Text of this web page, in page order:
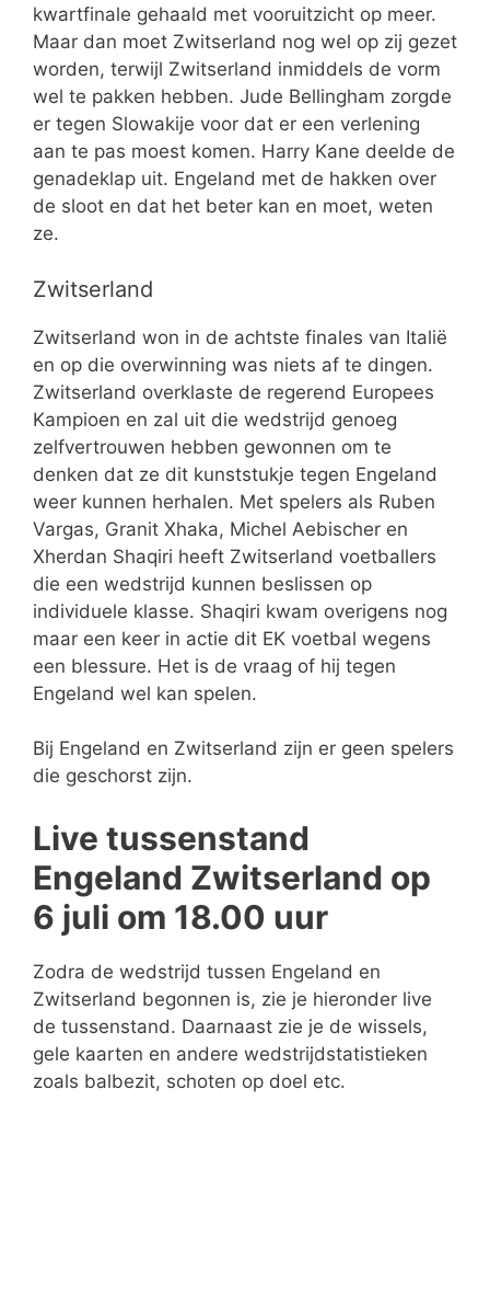
kwartfinale gehaald met vooruitzicht op meer.
Maar dan moet Zwitserland nog wel op zij gezet
worden, terwijl Zwitserland inmiddels de vorm
wel te pakken hebben. Jude Bellingham zorgde
er tegen Slowakije voor dat er een verlening
aan te pas moest komen. Harry Kane deelde de
genadeklap uit. Engeland met de hakken over
de sloot en dat het beter kan en moet, weten
ze.
Zwitserland
Zwitserland won in de achtste finales van Italië
en op die overwinning was niets af te dingen.
Zwitserland overklaste de regerend Europees
Kampioen en zal uit die wedstrijd genoeg
zelfvertrouwen hebben gewonnen om te
denken dat ze dit kunststukje tegen Engeland
weer kunnen herhalen. Met spelers als Ruben
Vargas, Granit Xhaka, Michel Aebischer en
Xherdan Shaqiri heeft Zwitserland voetballers
die een wedstrijd kunnen beslissen op
individuele klasse. Shaqiri kwam overigens nog
maar een keer in actie dit EK voetbal wegens
een blessure. Het is de vraag of hij tegen
Engeland wel kan spelen.
Bij Engeland en Zwitserland zijn er geen spelers
die geschorst zijn.
Live tussenstand
Engeland Zwitserland op
6 juli om 18.00 uur
Zodra de wedstrijd tussen Engeland en
Zwitserland begonnen is, zie je hieronder live
de tussenstand. Daarnaast zie je de wissels,
gele kaarten en andere wedstrijdstatistieken
zoals balbezit, schoten op doel etc.